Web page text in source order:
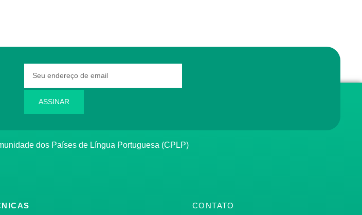
ASSINAR
dos Países de Língua Portuguesa (CPLP)
CONTATO